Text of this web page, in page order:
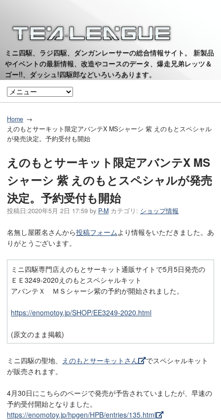
ミニ四駆、ラジ四駆、ダンガンレーサーの総合情報サイト。 新製品
やイベントの最新情報、改造やコースのデータ、爆走兄弟レッツ＆
ゴー!!、ダッシュ!四駆郎などいろいろあります。
Home
えのもとサーキット限定アバンテX MSシャーシ 紫 えのもとスペシャル
が発売決定。予約受付も開始
えのもとサーキット限定アバンテX MS
シャーシ 紫 えのもとスペシャルが発売
決定。予約受付も開始
投稿日:2020年5月 2日 17:59 by P-M カテゴリ: ショップ情報
名無し屋匿名さんから投稿フォームより情報をいただきました。あ
りがとうございます。
ミニ四駆専門店えのもとサーキット通販サイトで5月5日発売の
ＥＥ3249-2020えのもとスペシャルキット
アバンテＸ ＭＳシャーシ紫の予約が開始されました。
https://enomotoy.jp/SHOP/EE3249-2020.html
(原文のまま掲載)
ミニ四駆の聖地、 えのもとサーキットさん
でスペシャルキット
が販売されます。
4月30日にこちらのページで発売が予告されていましたが、早速の
予約受付開始となりました。
https://enomotoy.jp/hpgen/HPB/entries/135.html